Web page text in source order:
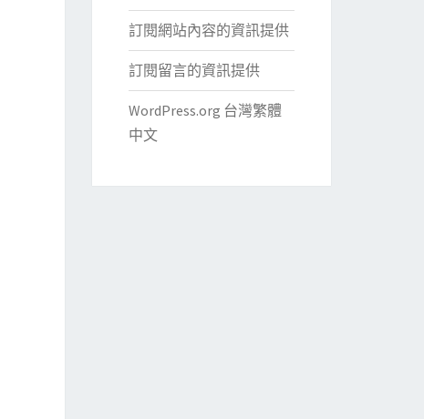
訂閱網站內容的資訊提供
訂閱留言的資訊提供
WordPress.org 台灣繁體
中文